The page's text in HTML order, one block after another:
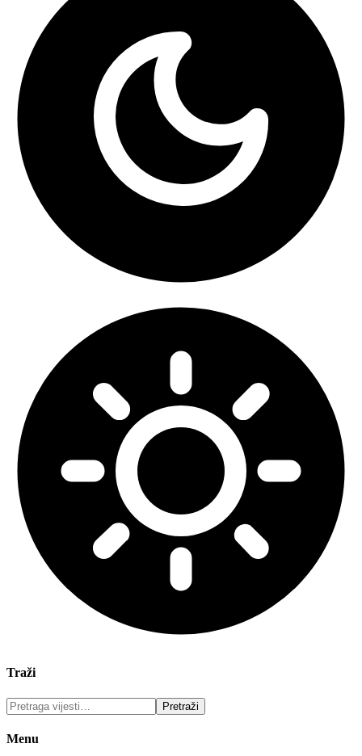
Traži
Menu